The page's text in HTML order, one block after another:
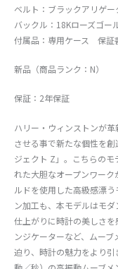
ベルト：ブラックアリゲー
バックル：18Kローズゴー
付属品：専用ケース 保
新品（商品ランク：N）
保証：2年保証
ハリー・ウィンストンが
させる事で新たな個性を
ジェクト Z」。こちらの
れた大胆なオープンワー
ルドを使用した高級感漂
ン加工も、本モデルはモ
仕上がりに時計の美しさ
ンジケーターなど、ムー
迫り、時計の魅力をより